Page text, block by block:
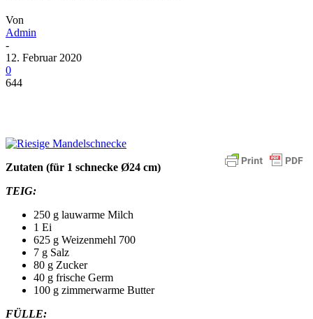
Von
Admin
-
12. Februar 2020
0
644
Zutaten (für 1 schnecke Ø24 cm)
TEIG:
250 g lauwarme Milch
1 Ei
625 g Weizenmehl 700
7 g Salz
80 g Zucker
40 g frische Germ
100 g zimmerwarme Butter
FÜLLE: